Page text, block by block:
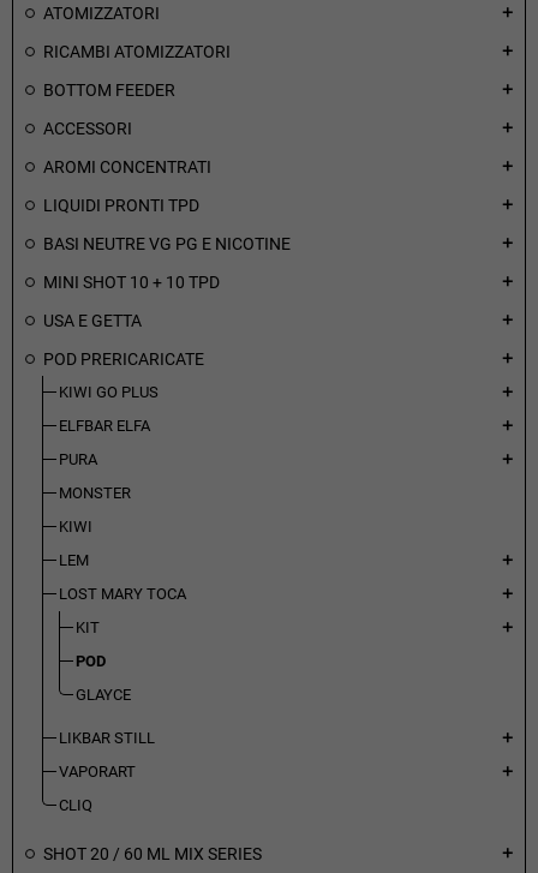
ATOMIZZATORI add
RICAMBI ATOMIZZATORI add
BOTTOM FEEDER add
ACCESSORI add
AROMI CONCENTRATI add
LIQUIDI PRONTI TPD add
BASI NEUTRE VG PG E NICOTINE add
MINI SHOT 10 + 10 TPD add
USA E GETTA add
POD PRERICARICATE add
KIWI GO PLUS add
ELFBAR ELFA add
PURA add
MONSTER
KIWI
LEM
add
LOST MARY TOCA add
KIT add
POD
GLAYCE
LIKBAR STILL add
VAPORART add
CLIQ
SHOT 20 / 60 ML MIX SERIES add